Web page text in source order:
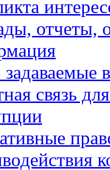
отчеты,
задаваемые
связь